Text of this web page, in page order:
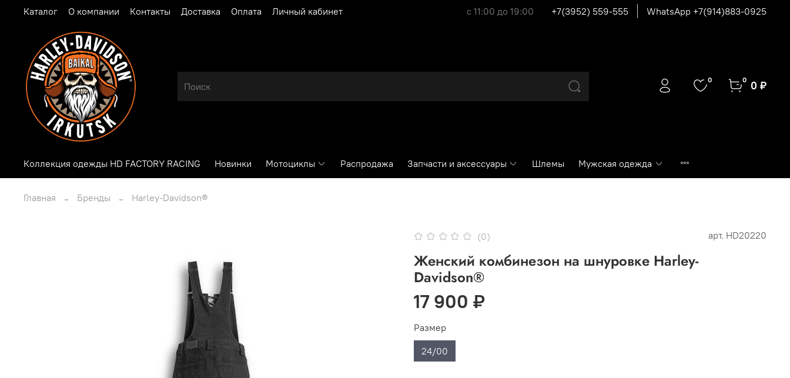
Каталог О компании Контакты Доставка Оплата Личный кабинет с 11:00 до 19:00 +7(3952) 559-555 WhatsApp +7(914)883-0925
0 0 0 ₽
Коллекция одежды HD FACTORY RACING Новинки Мотоциклы Распродажа Запчасти и аксессуары Шлемы Мужская одежда
Главная Бренды Harley-Davidson®
(0) арт. HD20220
Женский комбинезон на шнуровке Harley-
Davidson®
17 900 ₽
Размер
24/00